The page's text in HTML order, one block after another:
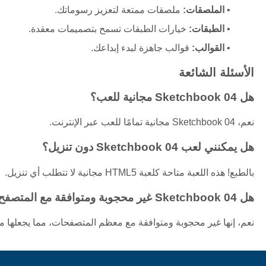
الملصقات: ملصقات ممتعة لتعزيز رسوماتك.
الطبقات: خيارات الطبقات تسمح بتصميمات معقدة.
القوالب: قوالب جاهزة لبدء إبداعك.
الأسئلة الشائعة
هل Sketchbook 04 مجانية للعب؟
نعم، Sketchbook 04 مجانية تمامًا للعب عبر الإنترنت.
هل يمكنني لعب Sketchbook 04 دون تنزيل؟
بالطبع! هذه اللعبة متاحة كلعبة HTML5 مجانية لا تتطلب أي تنزيل.
هل Sketchbook 04 غير محجوبة ومتوافقة مع المتصفح؟
نعم، إنها غير محجوبة ومتوافقة مع معظم المتصفحات، مما يجعلها